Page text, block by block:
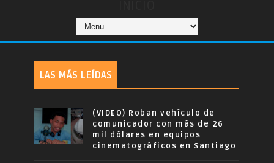
LAS MÁS LEÍDAS
(VIDEO) Roban vehículo de
comunicador con más de 26
mil dólares en equipos
cinematográficos en Santiago